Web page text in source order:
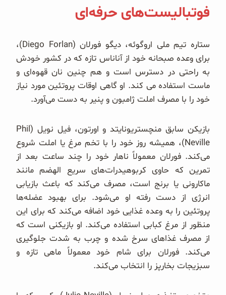
فوتبالیست‌های حرفه‌ای
ستاره تیم ملی اروگوئه، دیگو فورلان (Diego Forlan)،
برای وعده صبحانه خود از آناناس تازه که در کشور خودش
به راحتی در دسترس است و هم چنین نان قهوه‌ای و
ماست استفاده می کند. او گاهی اوقات پروتئین مورد نیاز
خود را با مصرف املت ژامبون و پنیر به دست می‌آورد.
بازیکن سابق منچستریونایتد و اورتون، فیل نویل (Phil
Neville)، همیشه روز خود را با تخم مرغ یا املت شروع
می‌کند. فورلان معمولاً ناهار خود را چند ساعت بعد از
تمرین که حاوی کربوهیدرات‌های سریع الهضم مانند
ماکارونی یا برنج است، مصرف می‌کند که باعث بازیابی
انرژی از دست رفته او می‌شود. برای بهبود عضله‌ها
پروتئین را به وعده غذایی خود اضافه می‌کند که برای این
منظور از مرغ کبابی استفاده می‌کند. او بازیکنی است که
از مصرف غذاهای سرخ شده و چرب به شدت جلوگیری
می‌کند. فورلان برای شام خود معمولاً ماهی تازه و
سبزیجات بخارپز را انتخاب می‌کند.